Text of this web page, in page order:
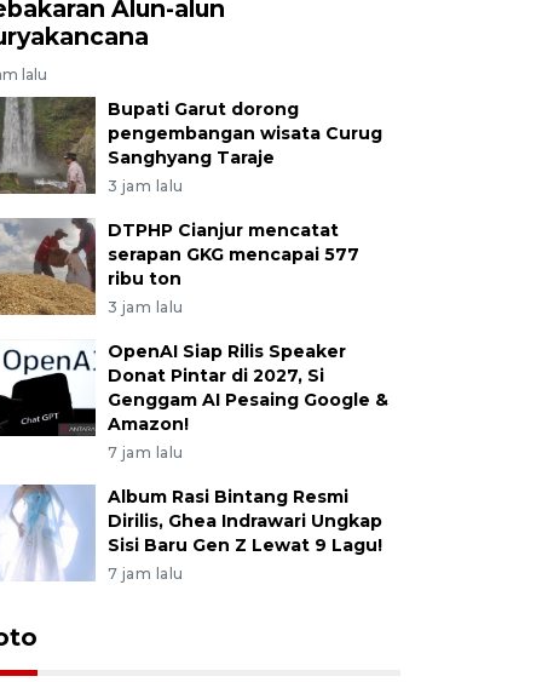
Alun-alun
lalu
Bupati Garut dorong
pengembangan wisata Curug
Sanghyang Taraje
3 jam lalu
DTPHP Cianjur mencatat
serapan GKG mencapai 577
ribu ton
3 jam lalu
OpenAI Siap Rilis Speaker
Donat Pintar di 2027, Si
Genggam AI Pesaing Google &
Amazon!
7 jam lalu
Album Rasi Bintang Resmi
Dirilis, Ghea Indrawari Ungkap
Sisi Baru Gen Z Lewat 9 Lagu!
7 jam lalu